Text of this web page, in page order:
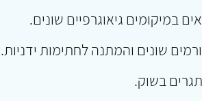
במיקומים גיאוגרפיים שונים.
שונים והמתנה לחתימות ידניות.
בשוק.